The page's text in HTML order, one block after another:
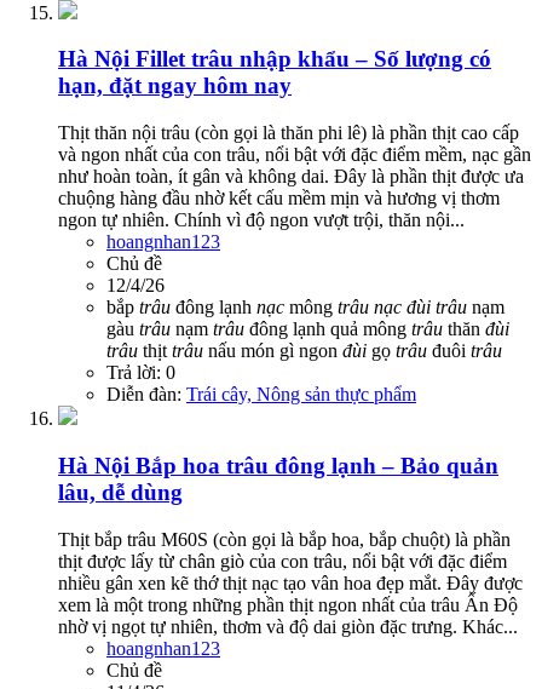
Hà Nội Fillet trâu nhập khẩu – Số lượng có
hạn, đặt ngay hôm nay
Thịt thăn nội trâu (còn gọi là thăn phi lê) là phần thịt cao cấp
và ngon nhất của con trâu, nổi bật với đặc điểm mềm, nạc gần
như hoàn toàn, ít gân và không dai. Đây là phần thịt được ưa
chuộng hàng đầu nhờ kết cấu mềm mịn và hương vị thơm
ngon tự nhiên. Chính vì độ ngon vượt trội, thăn nội...
hoangnhan123
Chủ đề
12/4/26
bắp trâu đông lạnh nạc mông trâu nạc đùi trâu nạm
gàu trâu nạm trâu đông lạnh quả mông trâu thăn đùi
trâu thịt trâu nấu món gì ngon đùi gọ trâu đuôi trâu
Trả lời: 0
Diễn đàn: Trái cây, Nông sản thực phẩm
Hà Nội Bắp hoa trâu đông lạnh – Bảo quản
lâu, dễ dùng
Thịt bắp trâu M60S (còn gọi là bắp hoa, bắp chuột) là phần
thịt được lấy từ chân giò của con trâu, nổi bật với đặc điểm
nhiều gân xen kẽ thớ thịt nạc tạo vân hoa đẹp mắt. Đây được
xem là một trong những phần thịt ngon nhất của trâu Ấn Độ
nhờ vị ngọt tự nhiên, thơm và độ dai giòn đặc trưng. Khác...
hoangnhan123
Chủ đề